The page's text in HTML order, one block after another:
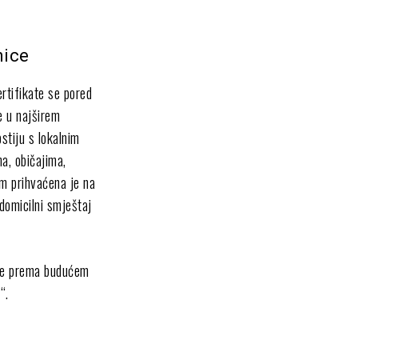
se pored
u najširem
s lokalnim
običajima,
prihvaćena je na
smještaj
budućem